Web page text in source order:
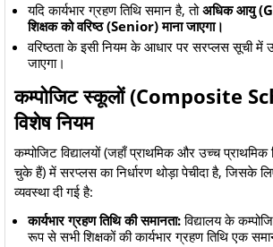
​यदि कार्यभार ग्रहण तिथि समान है, तोअधिक आयु
शिक्षक को वरिष्ठ (Senior) माना जाएगा।
​वरिष्ठता के इसी नियम के आधार पर सरप्लस सूची में
जाएगा।
​कम्पोजिट स्कूलों (Composite
विशेष नियम
​कम्पोजिट विद्यालयों (जहाँ प्राथमिक और उच्च प्राथमिक
चुके हैं) में सरप्लस का निर्धारण थोड़ा पेचीदा है, जिसके
व्यवस्था दी गई है:
कार्यभार ग्रहण तिथि की समानता:विद्यालय के
रूप से सभी शिक्षकों की कार्यभार ग्रहण तिथि एक